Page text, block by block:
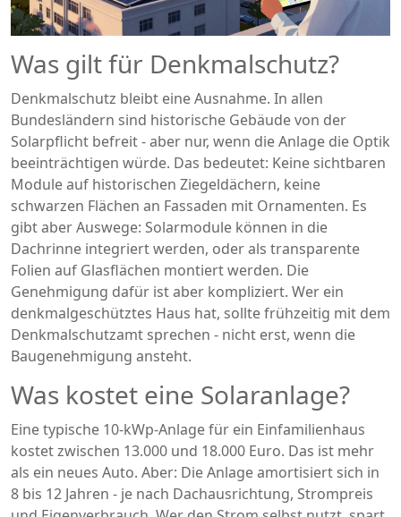
Was gilt für Denkmalschutz?
Denkmalschutz bleibt eine Ausnahme. In allen
Bundesländern sind historische Gebäude von der
Solarpflicht befreit - aber nur, wenn die Anlage die Optik
beeinträchtigen würde. Das bedeutet: Keine sichtbaren
Module auf historischen Ziegeldächern, keine
schwarzen Flächen an Fassaden mit Ornamenten. Es
gibt aber Auswege: Solarmodule können in die
Dachrinne integriert werden, oder als transparente
Folien auf Glasflächen montiert werden. Die
Genehmigung dafür ist aber kompliziert. Wer ein
denkmalgeschütztes Haus hat, sollte frühzeitig mit dem
Denkmalschutzamt sprechen - nicht erst, wenn die
Baugenehmigung ansteht.
Was kostet eine Solaranlage?
Eine typische 10-kWp-Anlage für ein Einfamilienhaus
kostet zwischen 13.000 und 18.000 Euro. Das ist mehr
als ein neues Auto. Aber: Die Anlage amortisiert sich in
8 bis 12 Jahren - je nach Dachausrichtung, Strompreis